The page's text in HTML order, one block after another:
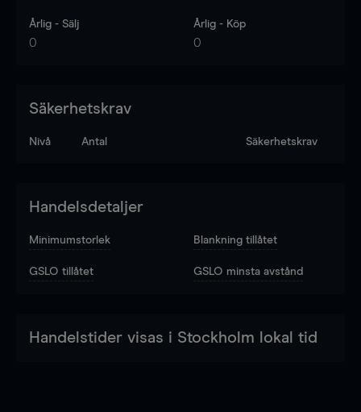
Årlig - Sälj
0
Årlig - Köp
0
Säkerhetskrav
Nivå Antal Säkerhetskrav
Handelsdetaljer
Minimumstorlek Blankning tillåtet
GSLO tillåtet GSLO minsta avstånd
Handelstider visas i Stockholm lokal tid